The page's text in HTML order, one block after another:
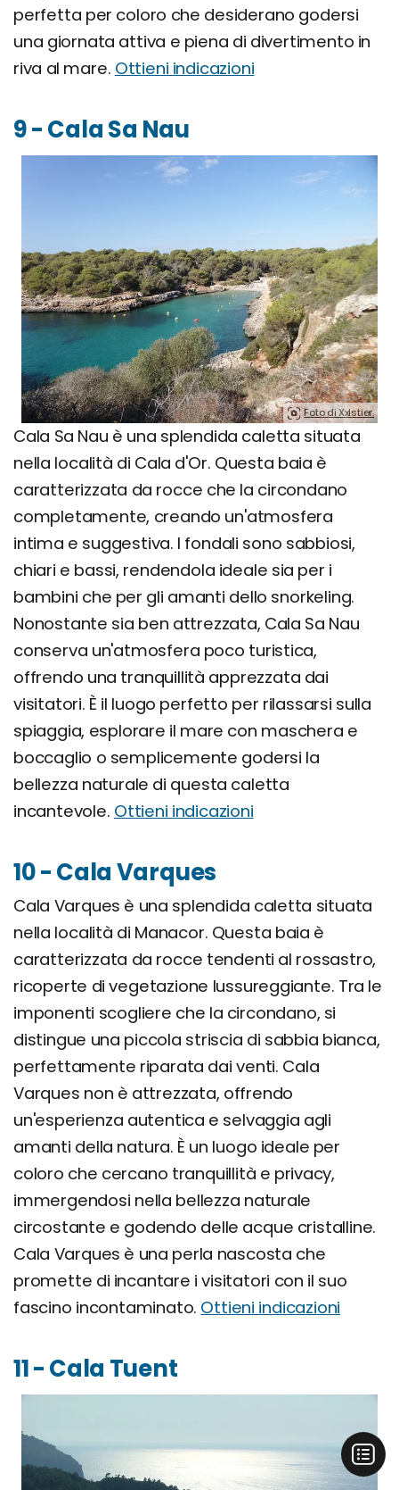
perfetta per coloro che desiderano godersi
una giornata attiva e piena di divertimento in
riva al mare. Ottieni indicazioni
9 - Cala Sa Nau
Foto di Xxlstier.
Cala Sa Nau è una splendida caletta situata
nella località di Cala d'Or. Questa baia è
caratterizzata da rocce che la circondano
completamente, creando un'atmosfera
intima e suggestiva. I fondali sono sabbiosi,
chiari e bassi, rendendola ideale sia per i
bambini che per gli amanti dello snorkeling.
Nonostante sia ben attrezzata, Cala Sa Nau
conserva un'atmosfera poco turistica,
offrendo una tranquillità apprezzata dai
visitatori. È il luogo perfetto per rilassarsi sulla
spiaggia, esplorare il mare con maschera e
boccaglio o semplicemente godersi la
bellezza naturale di questa caletta
incantevole. Ottieni indicazioni
10 - Cala Varques
Cala Varques è una splendida caletta situata
nella località di Manacor. Questa baia è
caratterizzata da rocce tendenti al rossastro,
ricoperte di vegetazione lussureggiante. Tra le
imponenti scogliere che la circondano, si
distingue una piccola striscia di sabbia bianca,
perfettamente riparata dai venti. Cala
Varques non è attrezzata, offrendo
un'esperienza autentica e selvaggia agli
amanti della natura. È un luogo ideale per
coloro che cercano tranquillità e privacy,
immergendosi nella bellezza naturale
circostante e godendo delle acque cristalline.
Cala Varques è una perla nascosta che
promette di incantare i visitatori con il suo
fascino incontaminato. Ottieni indicazioni
11 - Cala Tuent